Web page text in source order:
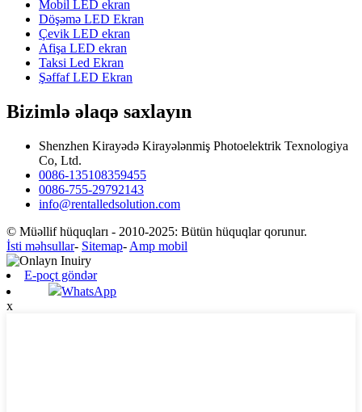
Mobil LED ekran
Döşəmə LED Ekran
Çevik LED ekran
Afişa LED ekran
Taksi Led Ekran
Şəffaf LED Ekran
Bizimlə əlaqə saxlayın
Shenzhen Kirayədə Kirayələnmiş Photoelektrik Texnologiya
Co, Ltd.
0086-135108359455
0086-755-29792143
info@rentalledsolution.com
© Müəllif hüquqları - 2010-2025: Bütün hüquqlar qorunur.
İsti məhsullar- Sitemap- Amp mobil
E-poçt göndər
WhatsApp
x